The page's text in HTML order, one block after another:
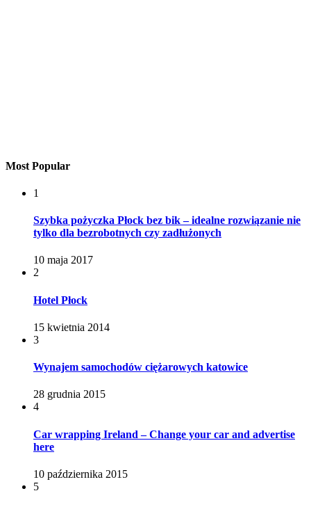
Most Popular
1
Szybka pożyczka Płock bez bik – idealne rozwiązanie nie
tylko dla bezrobotnych czy zadłużonych
10 maja 2017
2
Hotel Płock
15 kwietnia 2014
3
Wynajem samochodów ciężarowych katowice
28 grudnia 2015
4
Car wrapping Ireland – Change your car and advertise
here
10 października 2015
5